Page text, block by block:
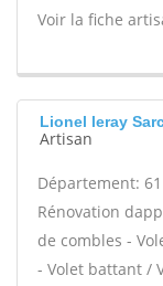
Voir la fiche
Lionel leray
Artisan
Département: 61
Rénovation
de combles -
- Volet battant /